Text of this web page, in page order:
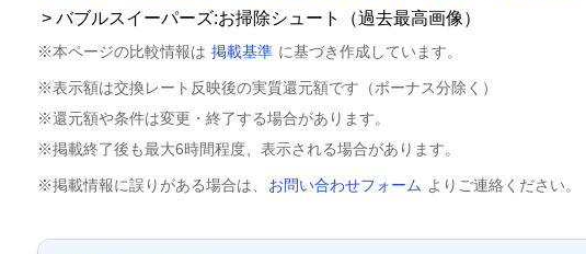
> バブルスイーパーズ:お掃除シュート（過去最高画像）
※本ページの比較情報は 掲載基準 に基づき作成しています。
※表示額は交換レート反映後の実質還元額です（ボーナス分除く）
※還元額や条件は変更・終了する場合があります。
※掲載終了後も最大6時間程度、表示される場合があります。
※掲載情報に誤りがある場合は、 お問い合わせフォーム よりご連絡ください。